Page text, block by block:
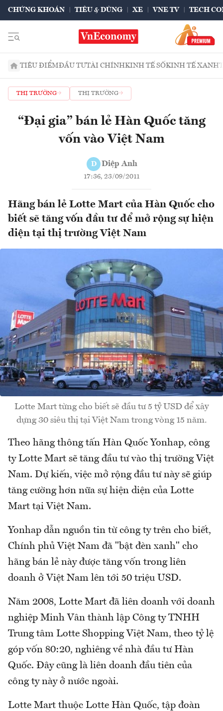
CHỨNG KHOÁN TIÊU & DÙNG XE VNE TV TECH
TIÊU ĐIỂMĐẦU TƯTÀI CHÍNHKINH TẾ SỐKINH TẾ XANH
THỊ TRƯỜNG THỊ TRƯỜNG
“Đại gia” bán lẻ Hàn Quốc tăng
vốn vào Việt Nam
D Diệp Anh
17:36, 23/09/2011
Hãng bán lẻ Lotte Mart của Hàn Quốc cho
biết sẽ tăng vốn đầu tư để mở rộng sự hiện
diện tại thị trường Việt Nam
Lotte Mart từng cho biết sẽ đầu tư 5 tỷ USD để xây
dựng 30 siêu thị tại Việt Nam trong vòng 15 năm.
Theo hãng thông tấn Hàn Quốc Yonhap, công
ty Lotte Mart sẽ tăng đầu tư vào thị trường Việt
Nam. Dự kiến, việc mở rộng đầu tư này sẽ giúp
tăng cường hơn nữa sự hiện diện của Lotte
Mart tại Việt Nam.
Yonhap dẫn nguồn tin từ công ty trên cho biết,
Chính phủ Việt Nam đã "bật đèn xanh" cho
hãng bán lẻ này được tăng vốn trong liên
doanh ở Việt Nam lên tới 50 triệu USD.
Năm 2008, Lotte Mart đã liên doanh với doanh
nghiệp Minh Vân thành lập Công ty TNHH
Trung tâm Lotte Shopping Việt Nam, theo tỷ lệ
góp vốn 80:20, nghiêng về nhà đầu tư Hàn
Quốc. Đây cũng là liên doanh đầu tiên của
công ty này ở nước ngoài.
Lotte Mart thuộc Lotte Hàn Quốc, tập đoàn